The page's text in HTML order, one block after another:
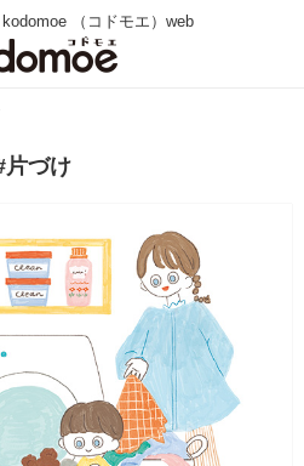
（コドモエ）web
片づけ